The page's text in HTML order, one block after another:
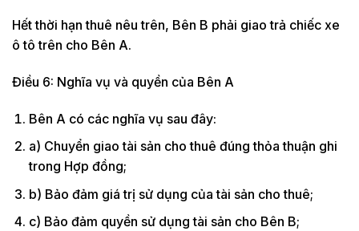
Hết thời hạn thuê nêu trên, Bên B phải giao trả chiếc xe
ô tô trên cho Bên A.
Điều 6: Nghĩa vụ và quyền của Bên A
Bên A có các nghĩa vụ sau đây:
a) Chuyển giao tài sản cho thuê đúng thỏa thuận ghi
trong Hợp đồng;
b) Bảo đảm giá trị sử dụng của tài sản cho thuê;
c) Bảo đảm quyền sử dụng tài sản cho Bên B;